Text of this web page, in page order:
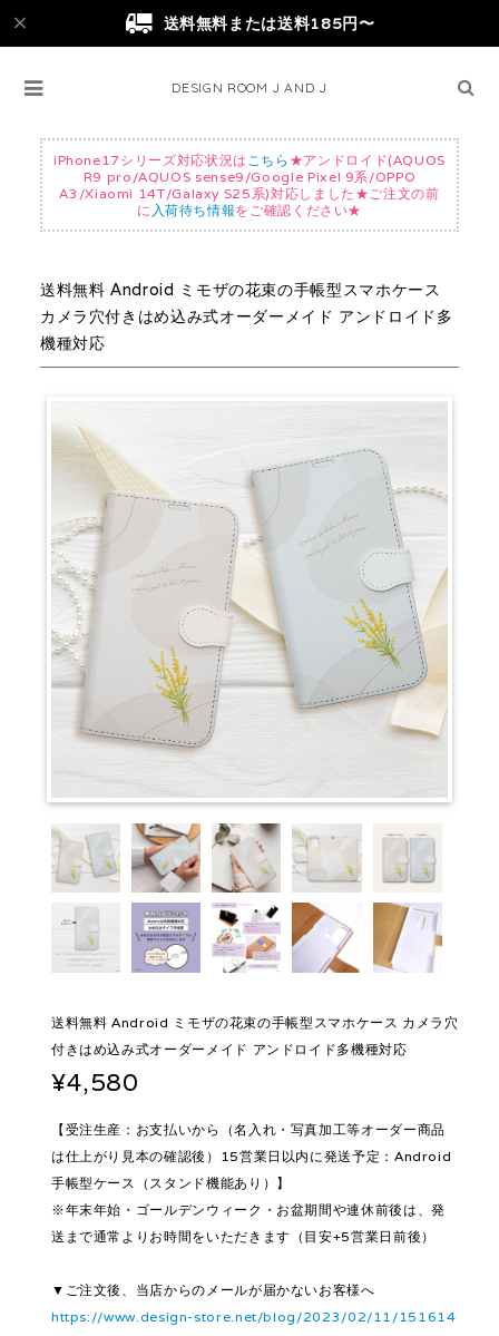
送料無料または送料185円〜
DESIGN ROOM J AND J
iPhone17シリーズ対応状況は こちら ★アンドロイド(AQUOS
R9 pro/AQUOS sense9/Google Pixel 9系/OPPO
A3/Xiaomi 14T/Galaxy S25系)対応しました★ご注文の前
に 入荷待ち情報をご確認ください★
送料無料 Android ミモザの花束の手帳型スマホケース
カメラ穴付きはめ込み式オーダーメイド アンドロイド多
機種対応
送料無料 Android ミモザの花束の手帳型スマホケース カメラ穴
付きはめ込み式オーダーメイド アンドロイド多機種対応
¥4,580
【受注生産：お支払いから（名入れ・写真加工等オーダー商品
は仕上がり見本の確認後）15営業日以内に発送予定：Android
手帳型ケース（スタンド機能あり）】
※年末年始・ゴールデンウィーク・お盆期間や連休前後は、発
送まで通常よりお時間をいただきます（目安+5営業日前後）
▼ご注文後、当店からのメールが届かないお客様へ
https://www.design-store.net/blog/2023/02/11/151614